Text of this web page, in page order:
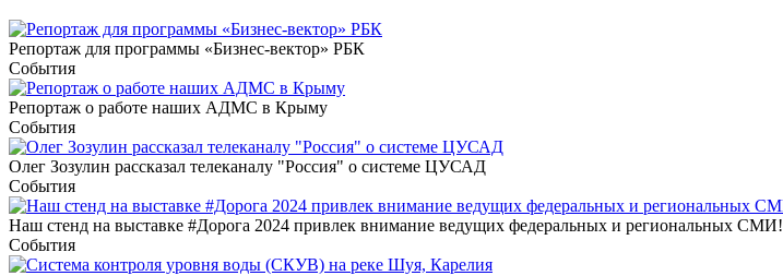
Репортаж для программы «Бизнес-вектор» РБК
События
Репортаж о работе наших АДМС в Крыму
События
Олег Зозулин рассказал телеканалу "Россия" о системе ЦУСАД
События
Наш стенд на выставке #Дорога 2024 привлек внимание ведущих федеральных и региональных СМИ!
События